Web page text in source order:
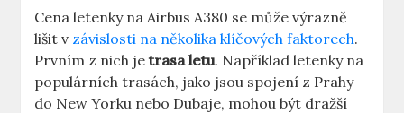
Cena letenky na​ Airbus A380‌ se může výrazně
lišit v ⁤ závislosti na několika klíčových faktorech.
Prvním z nich jetrasa letu. Například‍ letenky na
populárních trasách, jako jsou spojení ‌z Prahy
do New Yorku nebo Dubaje,‌ mohou být dražší